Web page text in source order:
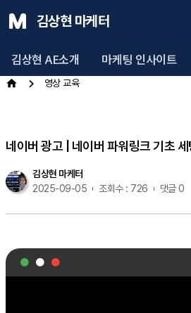
김상현 마케터
김상현 AE소개 마케팅 인사이트
영상 교육
네이버 광고 | 네이버 파워링크 기초 세
김상현 마케터
2025-09-05
조회수 : 726 댓글 0